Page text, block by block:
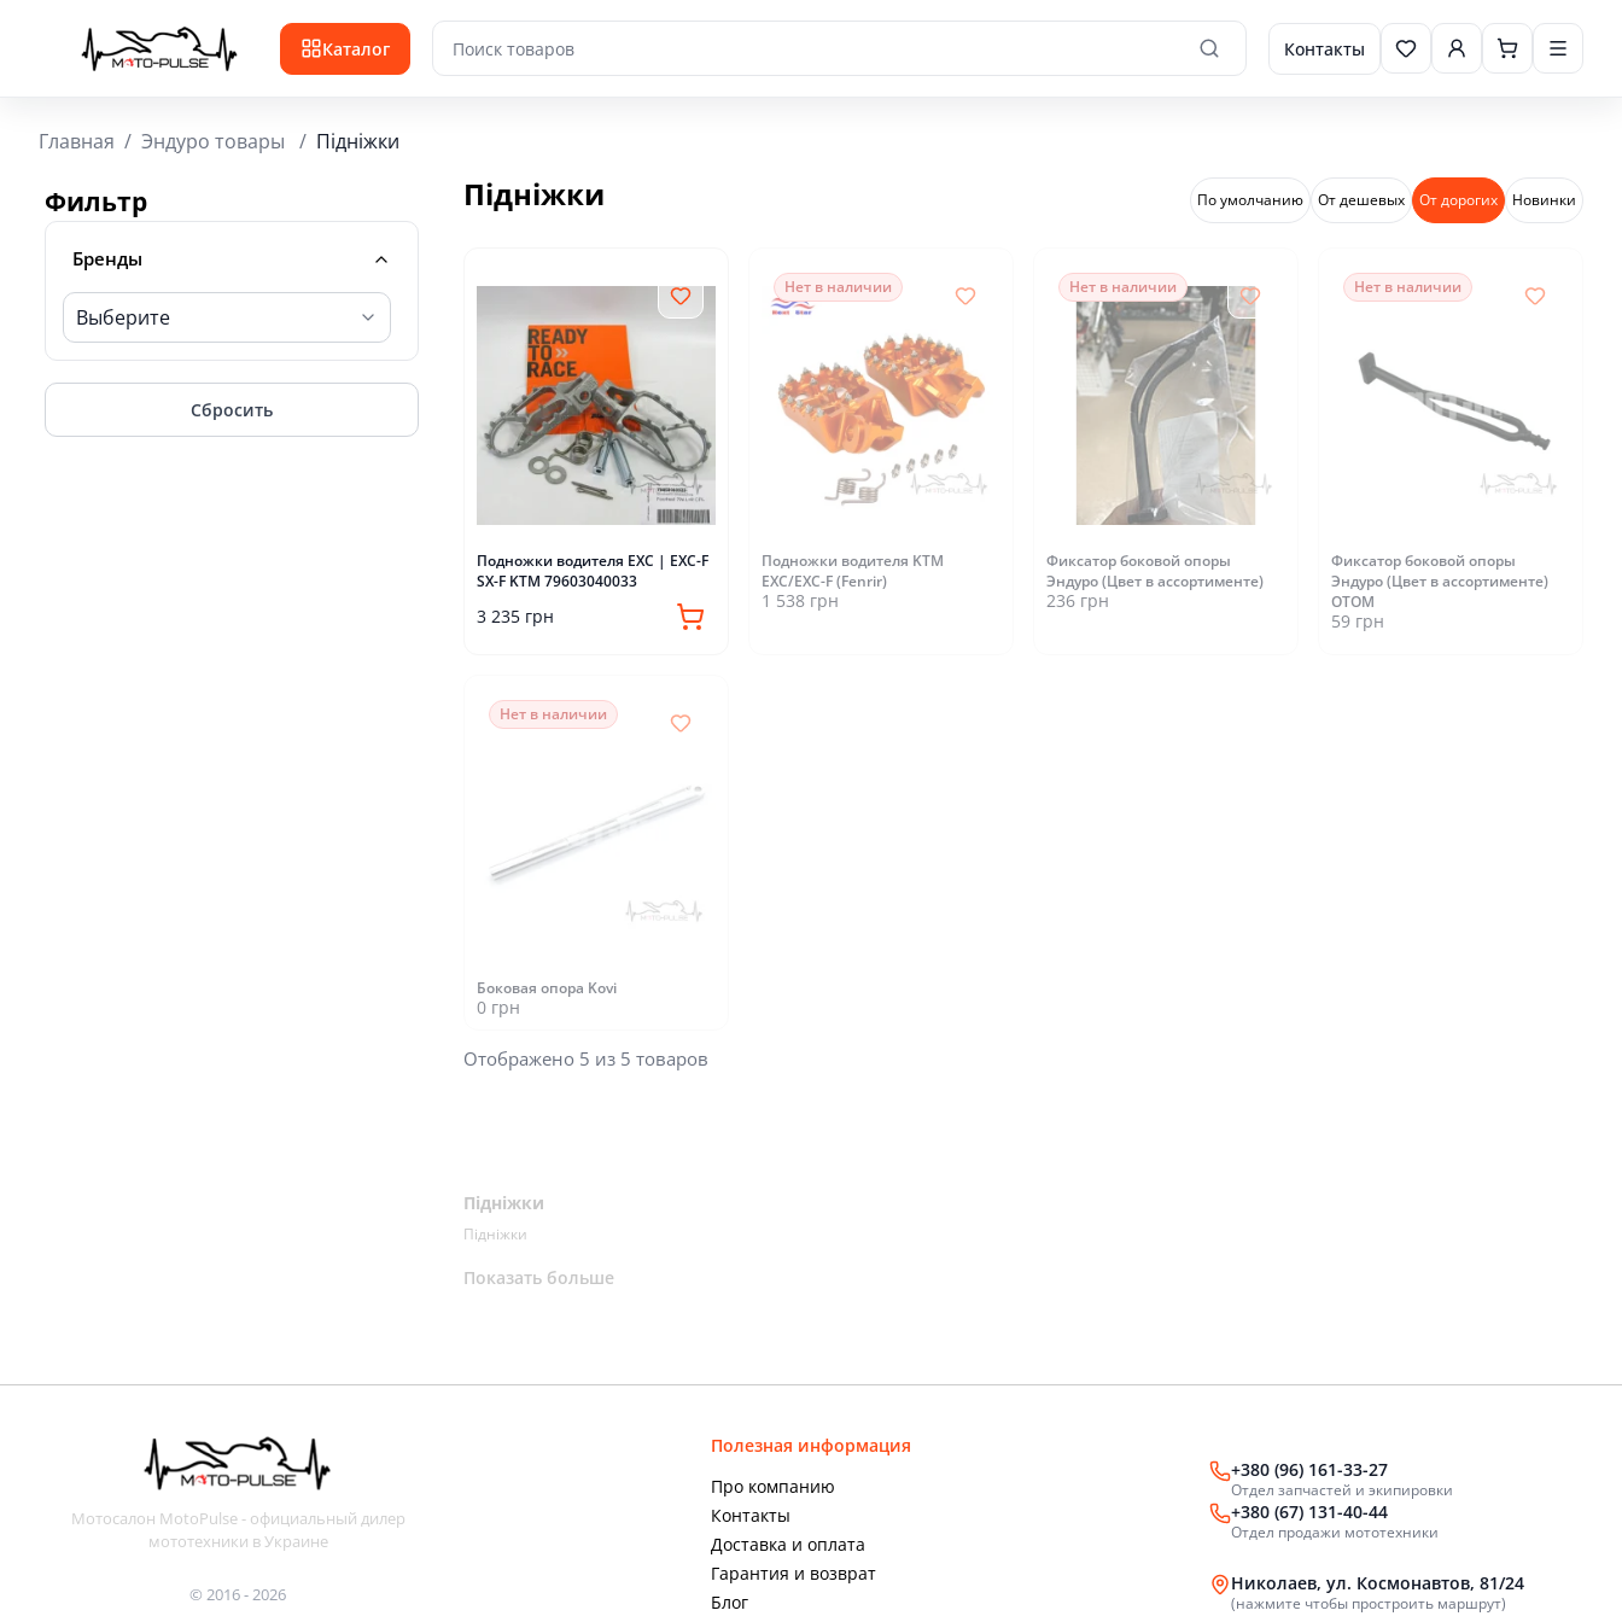
Каталог Контакты
Главная / Эндуро товары / Підніжки
Фильтр
Бренды
Выберите
Сбросить
Підніжки По умолчанию От дешевых От дорогих Новинки
Подножки водителя EXC | EXC-F
SX-F KTM 79603040033
3 235 грн
Нет в наличии
Подножки водителя KTM
EXC/EXC-F (Fenrir)
1 538 грн
Нет в наличии
Фиксатор боковой опоры
Эндуро (Цвет в ассортименте)
236 грн
Нет в наличии
Фиксатор боковой опоры
Эндуро (Цвет в ассортименте)
OTOM
59 грн
Нет в наличии
Боковая опора Kovi
0 грн
Отображено 5 из 5 товаров
Підніжки
Підніжки
Показать больше
Мотосалон MotoPulse - официальный дилер
мототехники в Украине
© 2016 - 2026
Полезная информация
Про компанию
Контакты
Доставка и оплата
Гарантия и возврат
Блог
+380 (96) 161-33-27
Отдел запчастей и экипировки
+380 (67) 131-40-44
Отдел продажи мототехники
Николаев, ул. Космонавтов, 81/24
(нажмите чтобы простроить маршрут)